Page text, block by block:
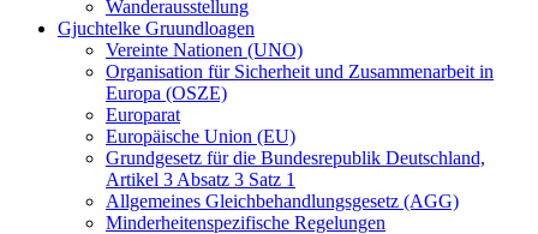
Wanderausstellung
Gjuchtelke Gruundloagen
Vereinte Nationen (UNO)
Organisation für Sicherheit und Zusammenarbeit in
Europa (OSZE)
Europarat
Europäische Union (EU)
Grundgesetz für die Bundesrepublik Deutschland,
Artikel 3 Absatz 3 Satz 1
Allgemeines Gleichbehandlungsgesetz (AGG)
Minderheitenspezifische Regelungen